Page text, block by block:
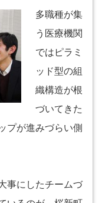
多職種が集
う医療機関
ではピラミ
ッド型の組
織構造が根
づいてきた
プが進みづらい側
事にしたチームづ